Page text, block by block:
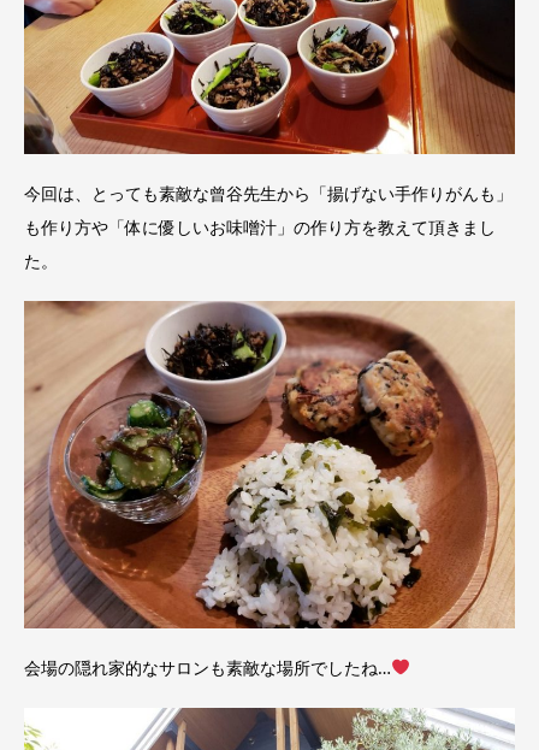
今回は、とっても素敵な曾谷先生から「揚げない手作りがんも」
も作り方や「体に優しいお味噌汁」の作り方を教えて頂きまし
た。
会場の隠れ家的なサロンも素敵な場所でしたね…